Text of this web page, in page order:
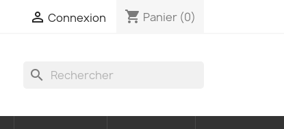
 Connexion shopping_cart Panier (0)
search